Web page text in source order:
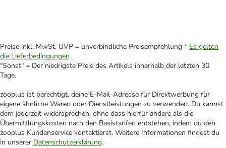
Preise inkl. MwSt. UVP = unverbindliche Preisempfehlung * Es gelten
die Lieferbedingungen
"Sonst" = Der niedrigste Preis des Artikels innerhalb der letzten 30
Tage.
zooplus ist berechtigt, deine E-Mail-Adresse für Direktwerbung für
eigene ähnliche Waren oder Dienstleistungen zu verwenden. Du kannst
dem jederzeit widersprechen, ohne dass hierfür andere als die
Übermittlungskosten nach den Basistarifen entstehen, indem du den
zooplus Kundenservice kontaktierst. Weitere Informationen findest du
in unserer Datenschutzerklärung.